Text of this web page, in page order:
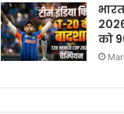
को